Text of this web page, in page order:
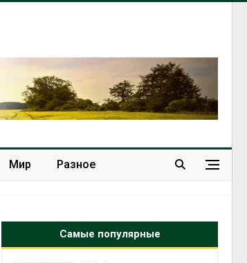
Мир Разное
Самые популярные